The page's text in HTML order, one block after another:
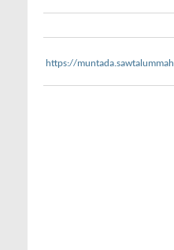
https://